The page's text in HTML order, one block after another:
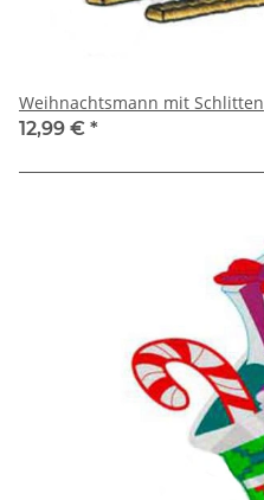
Weihnachtsmann mit Schlitten
12,99 € *